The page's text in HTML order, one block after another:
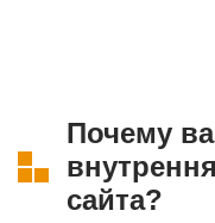
Почему
сайта?